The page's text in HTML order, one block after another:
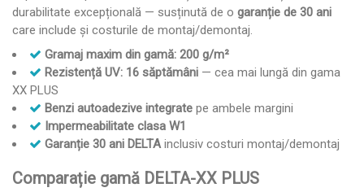
durabilitate excepțională — susținută de o garanție de 30 ani
care include și costurile de montaj/demontaj.
Gramaj maxim din gamă: 200 g/m²
Rezistență UV: 16 săptămâni — cea mai lungă din gama
XX PLUS
Benzi autoadezive integrate pe ambele margini
Impermeabilitate clasa W1
Garanție 30 ani DELTAinclusiv costuri montaj/demontaj
Comparație gamă DELTA-XX PLUS